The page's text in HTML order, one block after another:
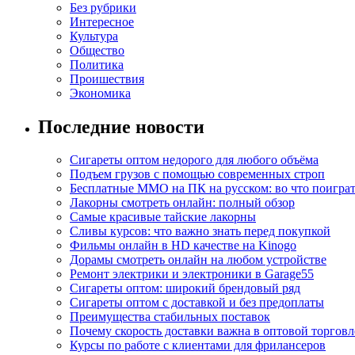
Без рубрики
Интересное
Культура
Общество
Политика
Проишествия
Экономика
Последние новости
Сигареты оптом недорого для любого объёма
Подъем грузов с помощью современных строп
Бесплатные MMO на ПК на русском: во что
Лакорны смотреть онлайн: полный обзор
Самые красивые тайские лакорны
Сливы курсов: что важно знать перед покупкой
Фильмы онлайн в HD качестве на Kinogo
Дорамы смотреть онлайн на любом устройстве
Ремонт электрики и электроники в Garage55
Сигареты оптом: широкий брендовый ряд
Сигареты оптом с доставкой и без предоплаты
Преимущества стабильных поставок
Почему скорость доставки важна в оптовой
Курсы по работе с клиентами для фрилансеров